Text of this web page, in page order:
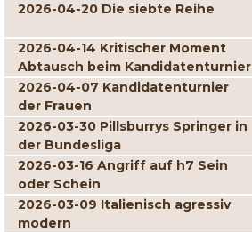
2026-04-20 Die siebte Reihe
2026-04-14 Kritischer Moment
Abtausch beim Kandidatenturnier
2026-04-07 Kandidatenturnier
der Frauen
2026-03-30 Pillsburrys Springer in
der Bundesliga
2026-03-16 Angriff auf h7 Sein
oder Schein
2026-03-09 Italienisch agressiv
modern